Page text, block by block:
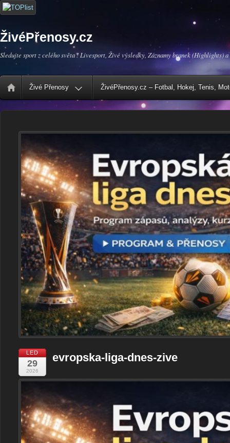
ŽivéPřenosy.cz
Sledujte sport z celého světa ! Livesport, Živé výsledky, Záznamy branek (Highlights) a
Živé Přenosy ŽivéPřenosy.cz – Fotbal, Hokej, Tenis,
LED
29
2026
evropska-liga-dnes-zive